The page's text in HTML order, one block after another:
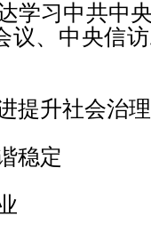
学习中共中
议、中央信
提升社会治
稳定